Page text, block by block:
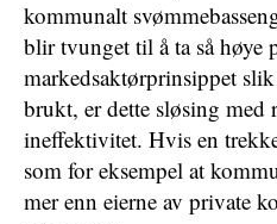
kommunalt
blir tvunget til å ta så høye
markedsaktørprinsippet
brukt, er dette sløsing med
ineffektivitet. Hvis en
som for eksempel at
mer enn eierne av private